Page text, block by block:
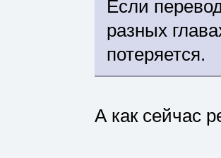
Если
разных
потеряется.
А как сейчас